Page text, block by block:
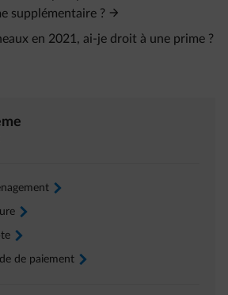
supplémentaire ?
en 2021, ai-je droit à une prime ?
arrow-right
arrow-right
arrow-right
de paiement arrow-right